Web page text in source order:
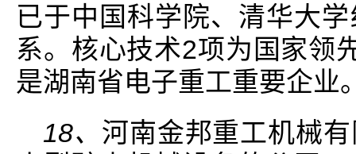
已于中国科学院、清华大
系。核心技术2项为国家领
是湖南省电子重工重要企业
18、 河南金邦重工机械